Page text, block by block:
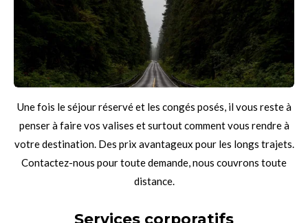
Une fois le séjour réservé et les congés posés, il vous reste à
penser à faire vos valises et surtout comment vous rendre à
votre destination. Des prix avantageux pour les longs trajets.
Contactez-nous pour toute demande, nous couvrons toute
distance.
Services corporatifs